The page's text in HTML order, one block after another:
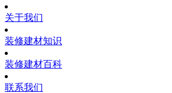
关于我们
装修建材知识
装修建材百科
联系我们